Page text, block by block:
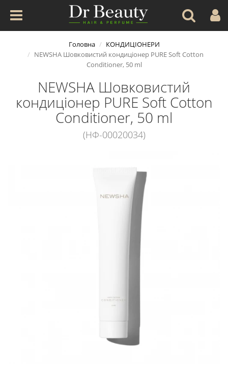
Головна
КОНДИЦІОНЕРИ
NEWSHA Шовковистий кондиціонер PURE Soft Cotton
Conditioner, 50 ml
NEWSHA Шовковистий
кондиціонер PURE Soft Cotton
Conditioner, 50 ml
(НФ-00020034)